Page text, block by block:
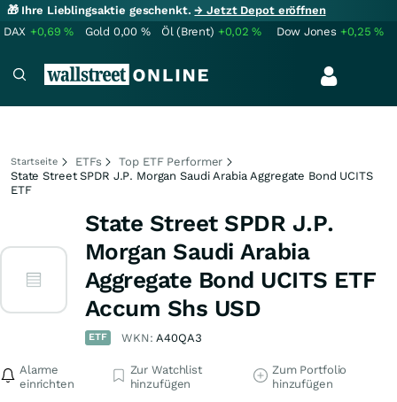
🎁 Ihre Lieblingsaktie geschenkt.→ Jetzt Depot eröffnen
DAX +0,69% Gold 0,00 % Öl (Brent) +0,02% Dow Jones +0,25%
Startseite ETFs
Top ETF Performer
State Street SPDR J.P. Morgan Saudi Arabia Aggregate Bond UCITS
ETF
State Street SPDR J.P.
Morgan Saudi Arabia
Aggregate Bond UCITS ETF
Accum Shs USD
ETF WKN:A40QA3
Alarme
einrichten
Zur Watchlist
hinzufügen
Zum Portfolio
hinzufügen